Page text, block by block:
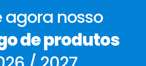
agora nosso
de produtos